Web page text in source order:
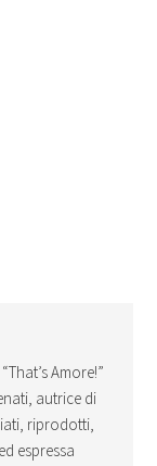
Amore!”
autrice di
riprodotti,
espressa